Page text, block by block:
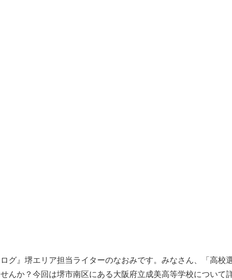
グ』堺エリア担当ライターのなおみです。みなさん、「高校
んか？今回は堺市南区にある大阪府立成美高等学校について